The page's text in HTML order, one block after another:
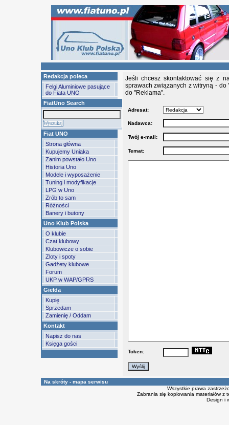
Redakcja poleca
Felgi Aluminiowe pasujące
do Fiata UNO
FiatUno Search
Fiat UNO
Strona główna
Kupujemy Uniaka
Zanim powstało Uno
Historia Uno
Modele i wyposażenie
Tuning i modyfikacje
LPG w Uno
Zrób to sam
Różności
Banery i butony
Uno Klub Polska
O klubie
Czat klubowy
Klubowicze o sobie
Zloty i spoty
Gadżety klubowe
Forum
UKP w WAP/GPRS
Giełda
Kupię
Sprzedam
Zamienię / Oddam
Kontakt
Napisz do nas
Księga gości
Jeśli chcesz skontaktować się z
sprawach związanych z witryną - do
do "Reklama".
Adresat:
Nadawca:
Twój e-mail:
Temat:
Token:
Na skróty - mapa serwisu
Wszystkie prawa
Zabrania się kopiowania materiałów
Design i